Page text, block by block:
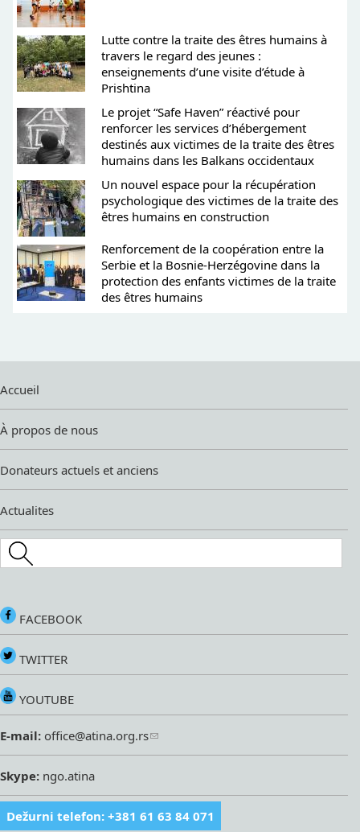
Lutte contre la traite des êtres humains à
travers le regard des jeunes :
enseignements d’une visite d’étude à
Prishtina
Le projet “Safe Haven” réactivé pour
renforcer les services d’hébergement
destinés aux victimes de la traite des êtres
humains dans les Balkans occidentaux
Un nouvel espace pour la récupération
psychologique des victimes de la traite des
êtres humains en construction
Renforcement de la coopération entre la
Serbie et la Bosnie-Herzégovine dans la
protection des enfants victimes de la traite
des êtres humains
Accueil
À propos de nous
Donateurs actuels et anciens
Actualites
Search this site
FACEBOOK
TWITTER
YOUTUBE
E-mail: office@atina.org.rs
Skype: ngo.atina
Dežurni telefon: +381 61 63 84 071